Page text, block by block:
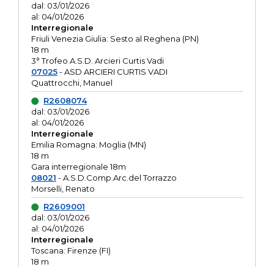
dal: 03/01/2026
al: 04/01/2026
Interregionale
Friuli Venezia Giulia: Sesto al Reghena (PN)
18 m
3° Trofeo A.S.D. Arcieri Curtis Vadi
07025- ASD ARCIERI CURTIS VADI
Quattrocchi, Manuel
R2608074
dal: 03/01/2026
al: 04/01/2026
Interregionale
Emilia Romagna: Moglia (MN)
18 m
Gara interregionale 18m
08021 - A.S.D.Comp.Arc.del Torrazzo
Morselli, Renato
R2609001
dal: 03/01/2026
al: 04/01/2026
Interregionale
Toscana: Firenze (FI)
18 m